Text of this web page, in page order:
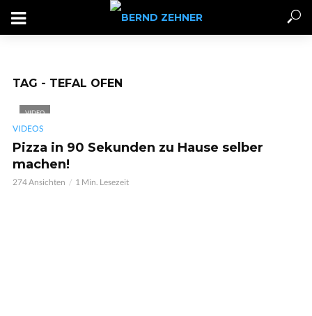
TAG - TEFAL OFEN
VIDEO
VIDEOS
Pizza in 90 Sekunden zu Hause selber
machen!
274 Ansichten 1 Min. Lesezeit